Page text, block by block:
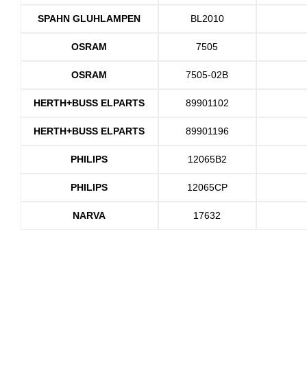
SPAHN GLUHLAMPEN BL2010
OSRAM 7505
OSRAM 7505-02B
HERTH+BUSS ELPARTS 89901102
HERTH+BUSS ELPARTS 89901196
PHILIPS 12065B2
PHILIPS 12065CP
NARVA 17632